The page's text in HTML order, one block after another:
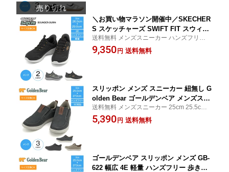
＼お買い物マラソン開催中／SKECHER
S スケッチャーズ SWIFT FIT スウィフ
トフィット BOUNDER-DURIN メンズス
ニーカー ハンズフリー シューズ 靴 ス
軽い 2e相
送料無料 メンズスニーカー ハンズフリー 2
6cm 26.5cm 27cm 27.5cm 28cm 29cm
9,350 円 送料無料
スリッポン メンズ スニーカー 紐無し G
olden Bear ゴールデンベア メンズスニ
ーカー 疲れにくい 5e相当 軽量 歩きや
すい 通勤 GB-604
送料無料 メンズスニーカー 25cm 25.5cm 2
6cm 26.5cm 27cm
5,390 円 送料無料
ゴールデンベア スリッポン メンズ GB-
622 幅広 4E 軽量 ハンズフリー 歩きや